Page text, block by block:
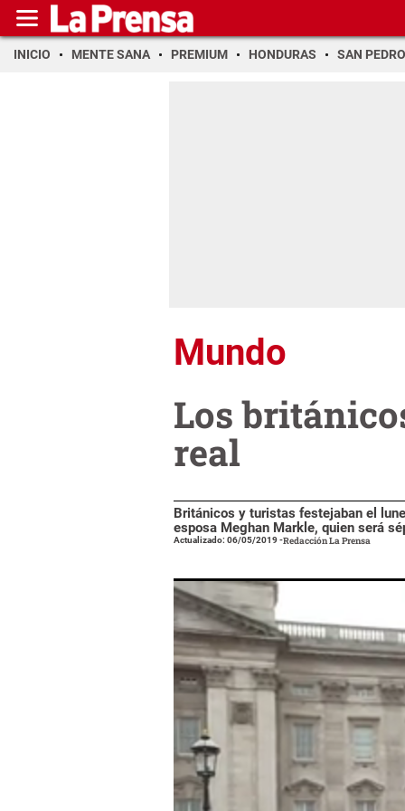
INICIO MENTE SANA PREMIUM HONDURAS SAN PEDRO
Mundo
Los
real
Británicos y turistas festejaban el
esposa Meghan Markle, quien será
Actualizado: 06/05/2019-Redacción La Prensa